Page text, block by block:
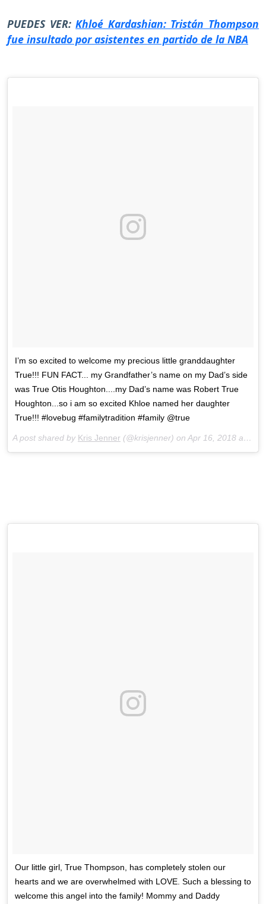
PUEDES VER:Khloé Kardashian: Tristán Thompson
fue insultado por asistentes en partido de la NBA
I’m so excited to welcome my precious little granddaughter
True!!! FUN FACT... my Grandfather’s name on my Dad’s side
was True Otis Houghton....my Dad’s name was Robert True
Houghton...so i am so excited Khloe named her daughter
True!!! #lovebug #familytradition #family @true
A post shared by Kris Jenner (@krisjenner) on Apr 16, 2018 at 1:45pm PDT
Our little girl, True Thompson, has completely stolen our
hearts and we are overwhelmed with LOVE. Such a blessing to
welcome this angel into the family! Mommy and Daddy